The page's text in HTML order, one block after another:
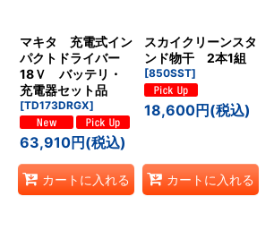
マキタ 充電式イン
パクトドライバー
18Ｖ バッテリ・
充電器セット品
[TD173DRGX]
63,910円 (税込)
カートに入れる
スカイクリーンスタ
ンド物干 2本1組
[850SST]
18,600円 (税込)
カートに入れる